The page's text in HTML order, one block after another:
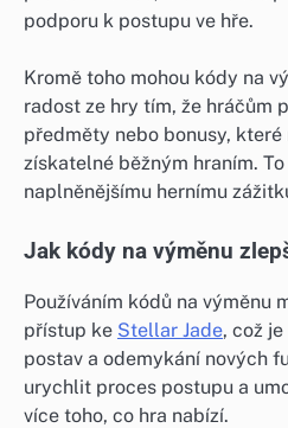
podporu k postupu ve hře.
Kromě toho mohou kódy na
radost ze hry tím, že hráčům
předměty nebo bonusy,
získatelné běžným hraním.
naplněnějšímu hernímu
Jak kódy na výměnu
Používáním kódů na výměnu
přístup ke Stellar Jade, což
postav a odemykání nových
urychlit proces postupu a
více toho, co hra nabízí.